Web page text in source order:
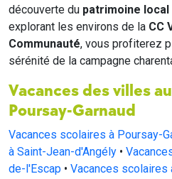
découverte du patrimoine local
explorant les environs de la CC
Communauté, vous profiterez
sérénité de la campagne
Vacances des villes
Poursay-Garnaud
Vacances scolaires à Poursay-
à Saint-Jean-d'Angély •
de-l'Escap • Vacances